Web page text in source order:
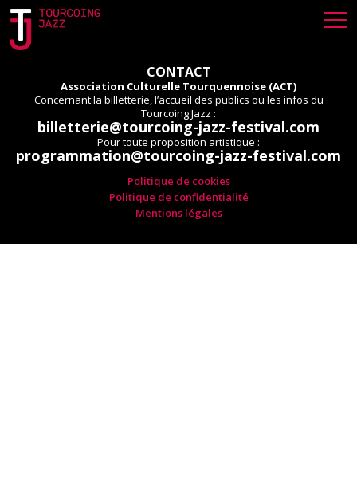
CONTACT
Association Culturelle Tourquennoise (ACT)
Concernant la billetterie, l’accueil des publics ou les infos du
Tourcoing Jazz :
billetterie@tourcoing-jazz-festival.com
Pour toute proposition artistique :
programmation@tourcoing-jazz-festival.com
Politique de cookies
Politique de confidentialité
Mentions légales